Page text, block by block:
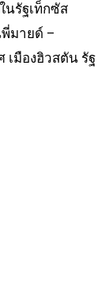
นรัฐเท็กซัส
พี่มายด์ –
เมืองฮิวสตัน รัฐ